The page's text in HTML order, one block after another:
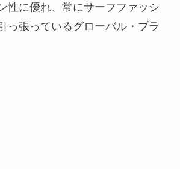
性に優れ、常にサーフファッシ
っ張っているグローバル・ブラ